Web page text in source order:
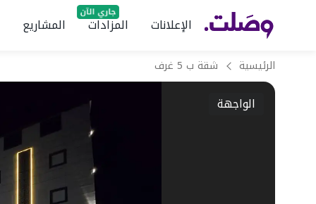
الإعلانات المزادات المشاريع
الرئيسية شقة ب 5 غرف
الواجهة